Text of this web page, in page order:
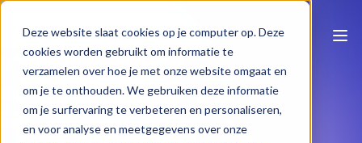
Deze website slaat cookies op je computer op. Deze
cookies worden gebruikt om informatie te
verzamelen over hoe je met onze website omgaat en
om je te onthouden. We gebruiken deze informatie
om je surfervaring te verbeteren en personaliseren,
en voor analyse en meetgegevens over onze